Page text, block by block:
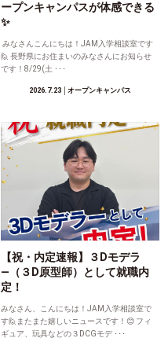
ープンキャンパスが体感できる
✨
みなさんこんにちは！JAM入学相談室です
🙋 長野県にお住まいのみなさんにお知らせ
です！8/29(土 ･･･
2026.7.23 │オープンキャンパス
【祝・内定速報】３Dモデラ
―（３D原型師）として就職内
定！
みなさん、こんにちは！JAM入学相談室で
す🙋またまた嬉しいニュースです！😊 フィ
ギュア、玩具などの３DCGモデ ･･･